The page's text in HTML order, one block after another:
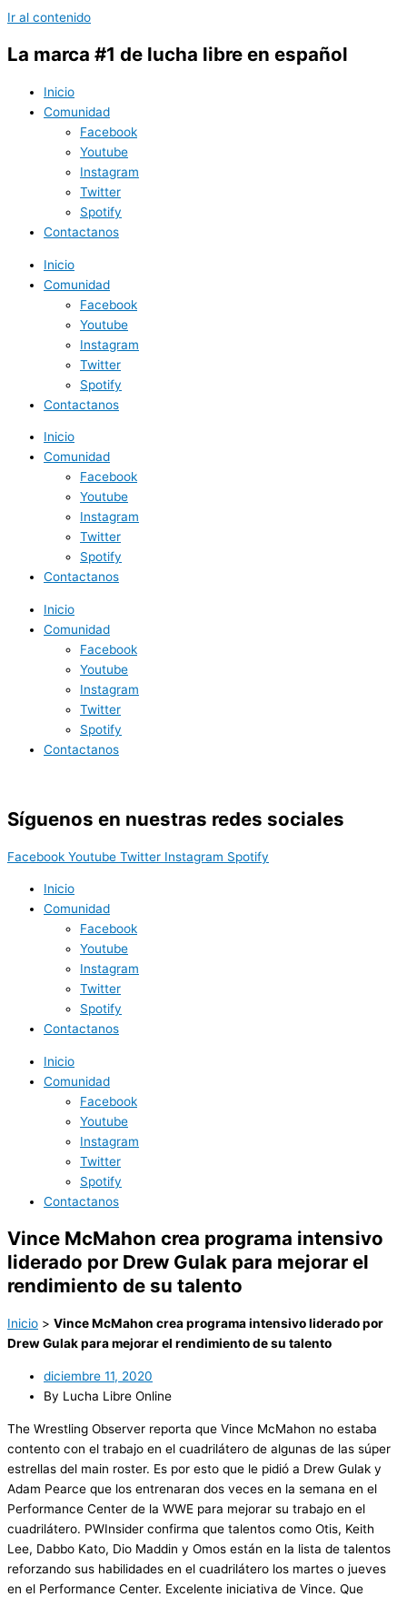
Ir al contenido
La marca #1 de lucha libre en español
Inicio
Comunidad
Facebook
Youtube
Instagram
Twitter
Spotify
Contactanos
Inicio
Comunidad
Facebook
Youtube
Instagram
Twitter
Spotify
Contactanos
Inicio
Comunidad
Facebook
Youtube
Instagram
Twitter
Spotify
Contactanos
Inicio
Comunidad
Facebook
Youtube
Instagram
Twitter
Spotify
Contactanos
Síguenos en nuestras redes sociales
Facebook Youtube Twitter Instagram Spotify
Inicio
Comunidad
Facebook
Youtube
Instagram
Twitter
Spotify
Contactanos
Inicio
Comunidad
Facebook
Youtube
Instagram
Twitter
Spotify
Contactanos
Vince McMahon crea programa intensivo
liderado por Drew Gulak para mejorar el
rendimiento de su talento
Inicio > Vince McMahon crea programa intensivo liderado por
Drew Gulak para mejorar el rendimiento de su talento
diciembre 11, 2020
By Lucha Libre Online
The Wrestling Observer reporta que Vince McMahon no estaba
contento con el trabajo en el cuadrilátero de algunas de las súper
estrellas del main roster. Es por esto que le pidió a Drew Gulak y
Adam Pearce que los entrenaran dos veces en la semana en el
Performance Center de la WWE para mejorar su trabajo en el
cuadrilátero. PWInsider confirma que talentos como Otis, Keith
Lee, Dabbo Kato, Dio Maddin y Omos están en la lista de talentos
reforzando sus habilidades en el cuadrilátero los martes o jueves
en el Performance Center. Excelente iniciativa de Vince. Que